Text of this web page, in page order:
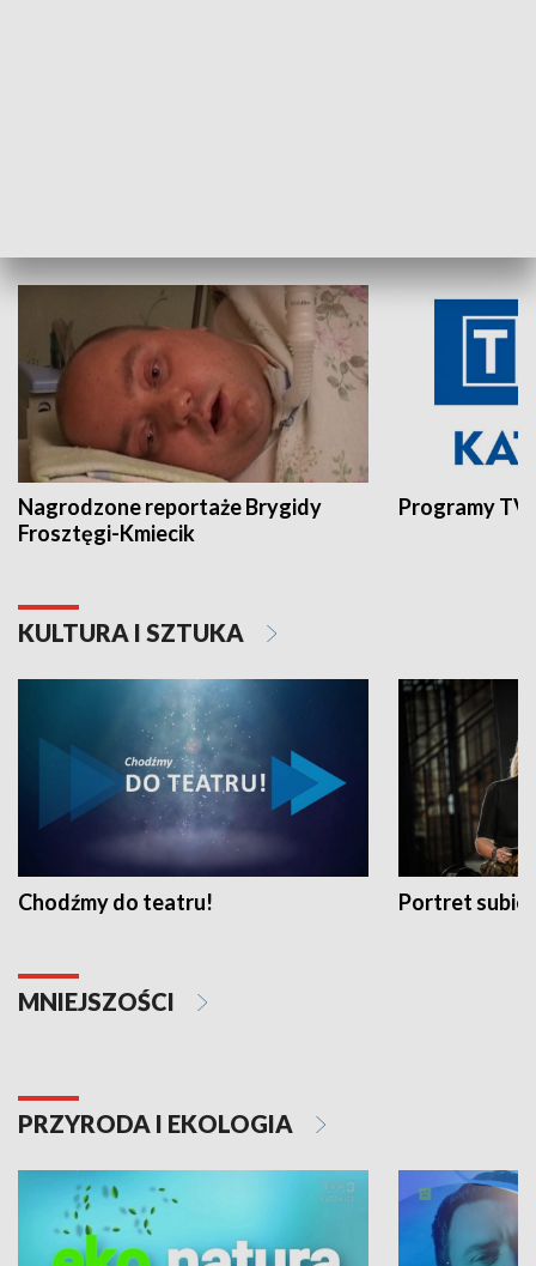
Nagrodzone reportaże Brygidy
Frosztęgi-Kmiecik
Programy
KULTURA I SZTUKA
Chodźmy do teatru! Portret
MNIEJSZOŚCI
PRZYRODA I EKOLOGIA